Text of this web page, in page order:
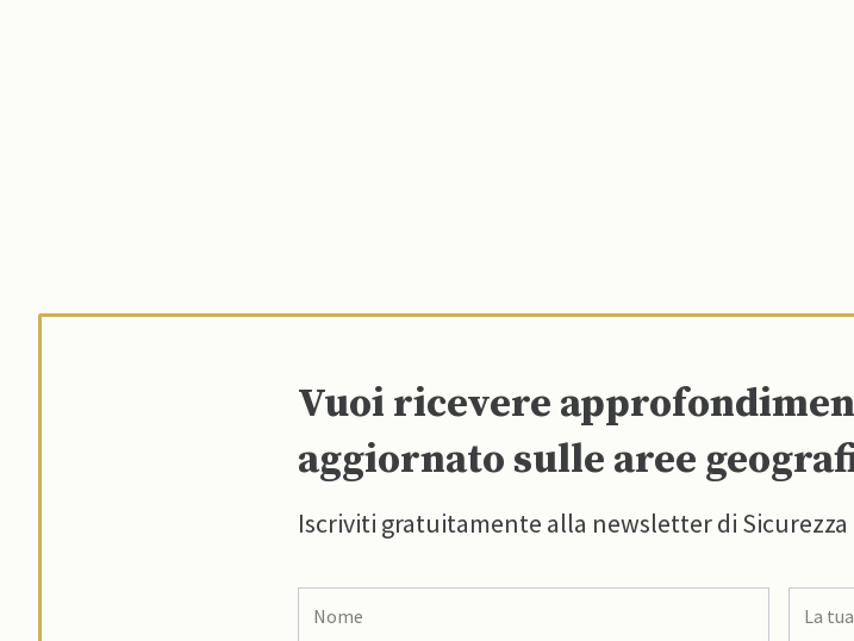
Vuoi ricevere
aggiornato sulle aree
Iscriviti gratuitamente alla newsletter di